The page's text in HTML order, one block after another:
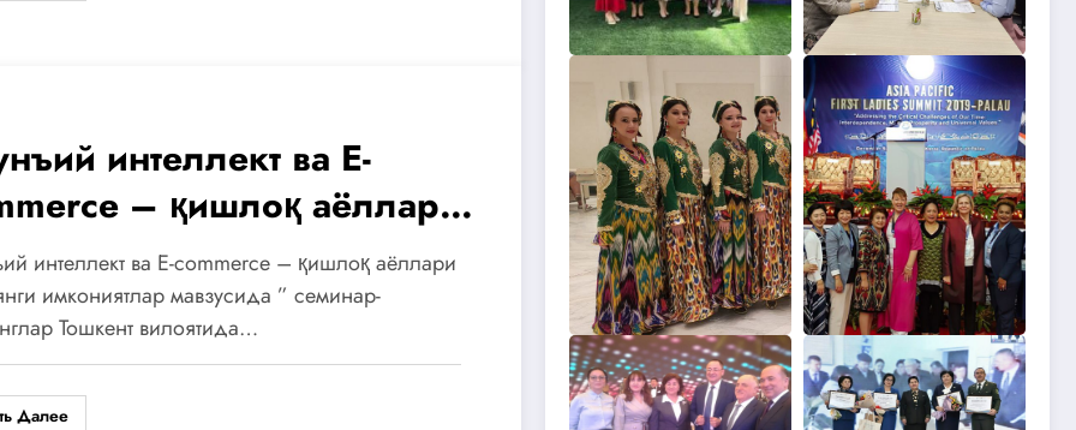
интеллект ва E-
– қишлоқ аёллари
янги имкониятлар
” семинар-
Тошкент
старт олди
интеллект ва E-commerce – қишлоқ аёллари
имкониятлар мавзусида ” семинар-
Тошкент вилоятида…
Далее